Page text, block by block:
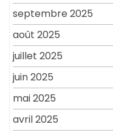
septembre 2025
août 2025
juillet 2025
juin 2025
mai 2025
avril 2025